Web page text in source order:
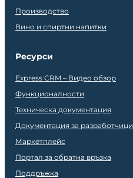
Производство
Вино и спиртни напитки
Ресурси
Express CRM – Видео обзор
Функционалности
Техническа документация
Документация за разработчици
Маркетплейс
Портал за обратна връзка
Поддръжка